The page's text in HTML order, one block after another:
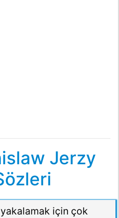
Jerzy
için çok